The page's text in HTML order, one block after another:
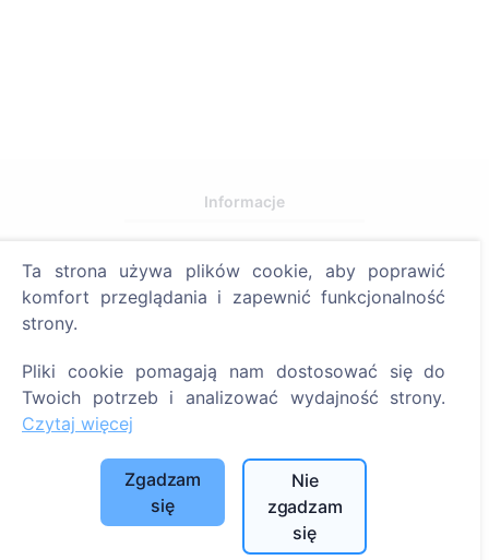
Informacje
Najczęściej zadawane pytania
Polityka prywatności
Ustawienia plików cookie
Szukaj
Szukaj zmarłych
Ta strona używa plików cookie, aby poprawić
komfort przeglądania i zapewnić funkcjonalność
strony.
Pliki cookie pomagają nam dostosować się do
Twoich potrzeb i analizować wydajność strony.
Czytaj więcej
Zgadzam
się
Nie
zgadzam
się